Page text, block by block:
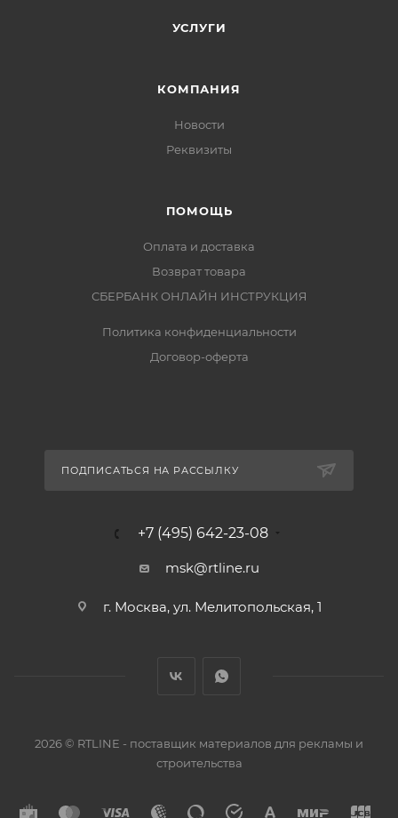
УСЛУГИ
КОМПАНИЯ
Новости
Реквизиты
ПОМОЩЬ
Оплата и доставка
Возврат товара
СБЕРБАНК ОНЛАЙН ИНСТРУКЦИЯ
Политика конфиденциальности
Договор-оферта
ПОДПИСАТЬСЯ НА РАССЫЛКУ
+7 (495) 642-23-08
msk@rtline.ru
г. Москва, ул. Мелитопольская, 1
2026 © RTLINE - поставщик материалов для рекламы и
строительства